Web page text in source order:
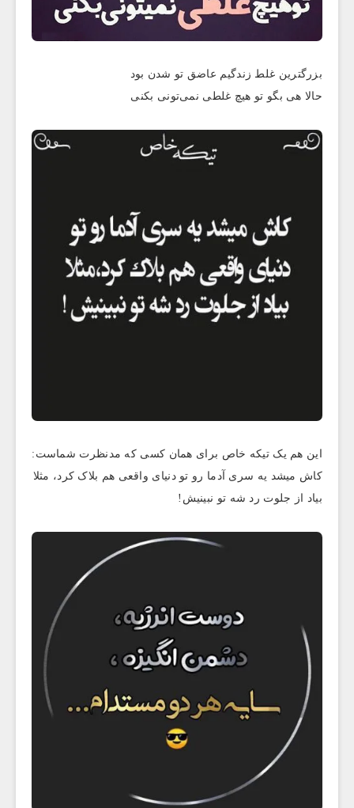
بزرگترین غلط زندگیم عاضق تو شدن بود
حالا هی بگو تو هیچ غلطی نمی‌تونی بکنی
این هم یک تیکه خاص برای همان کسی که مدنظرت شماست:
کاش میشد یه سری آدما رو تو دنیای واقعی هم بلاک کرد، مثلا
بیاد از جلوت رد شه تو نبینیش!